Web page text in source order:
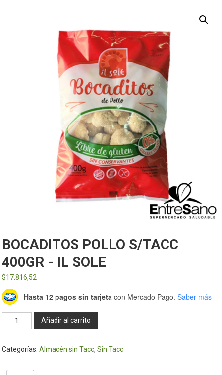
BOCADITOS POLLO S/TACC
400GR - IL SOLE
$17.816,52
Hasta 12 pagos sin tarjeta con Mercado Pago. Saber más
BOCADITOS
POLLO
400GR
Añadir al carrito
Categorías:Almacén sin Tacc,Sin Tacc